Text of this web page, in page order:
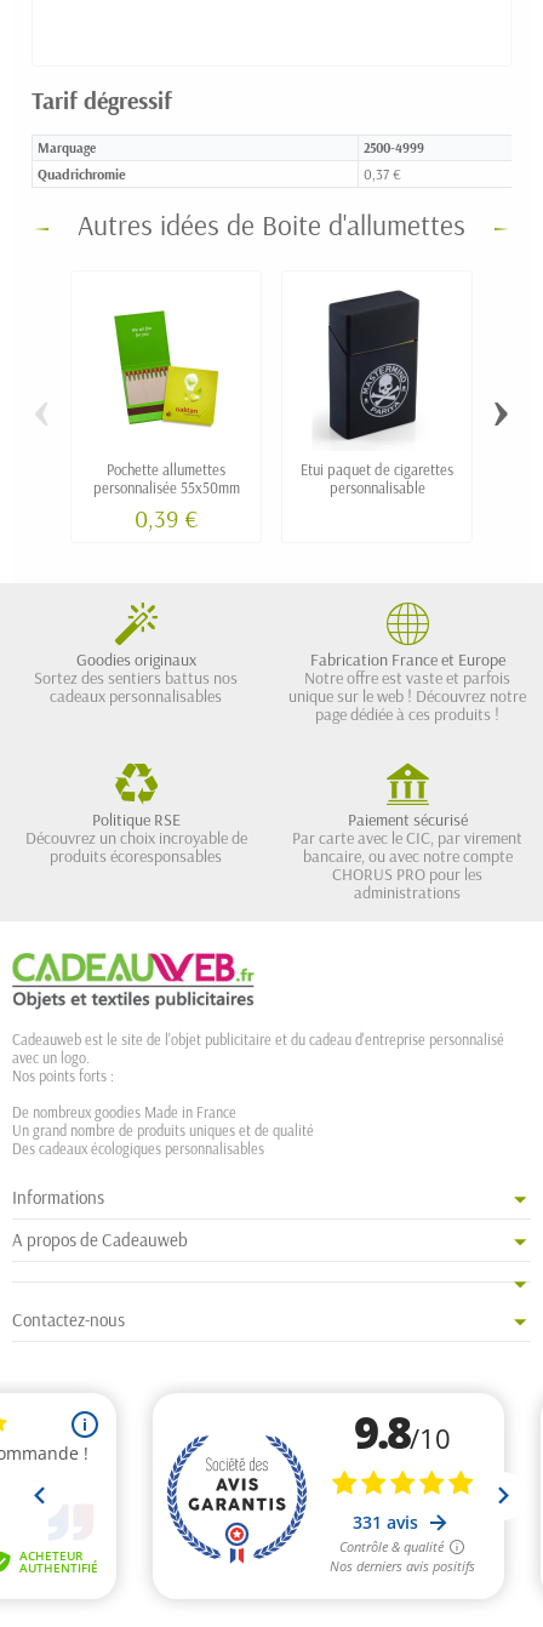
Tarif dégressif
Marquage 2500-4999
Quadrichromie 0,37 €
Autres idées de Boite d'allumettes
Pochette allumettes
personnalisée 55x50mm
0,39 €
Etui paquet de cigarettes
personnalisable
‹ ›
Goodies originaux
Sortez des sentiers battus nos
cadeaux personnalisables
Fabrication France et Europe
Notre offre est vaste et parfois
unique sur le web ! Découvrez notre
page dédiée à ces produits !
Politique RSE
Découvrez un choix incroyable de
produits écoresponsables
Paiement sécurisé
Par carte avec le CIC, par virement
bancaire, ou avec notre compte
CHORUS PRO pour les
administrations
Cadeauweb est le site de l'objet publicitaire et du cadeau d'entreprise personnalisé
avec un logo.
Nos points forts :
De nombreux goodies Made in France
Un grand nombre de produits uniques et de qualité
Des cadeaux écologiques personnalisables
Informations
A propos de Cadeauweb
Contactez-nous